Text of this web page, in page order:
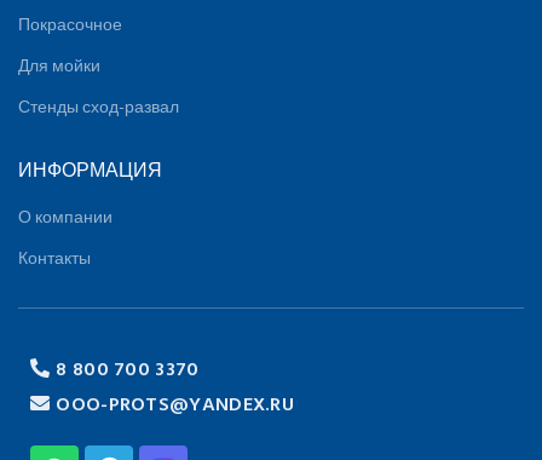
Покрасочное
Для мойки
Стенды сход-развал
ИНФОРМАЦИЯ
О компании
Контакты
8 800 700 3370
OOO-PROTS@YANDEX.RU